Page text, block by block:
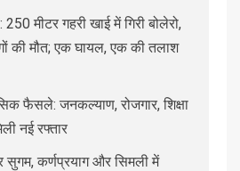
250 मीटर गहरी खाई में गिरी बोलेरो,
की मौत; एक घायल, एक की तलाश
फैसले: जनकल्याण, रोजगार, शिक्षा
नई रफ्तार
सुगम, कर्णप्रयाग और सिमली में